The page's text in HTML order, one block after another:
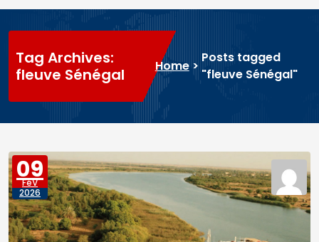
Tag Archives:
fleuve Sénégal
Home>
Posts tagged
"fleuve Sénégal"
09
FéV
2026